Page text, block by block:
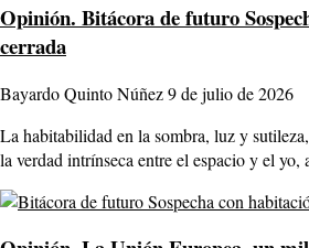
Opinión. Bitácora de futuro
cerrada
Bayardo Quinto Núñez9 de julio de 2026
La habitabilidad en la sombra, luz y
la verdad intrínseca entre el espacio y el